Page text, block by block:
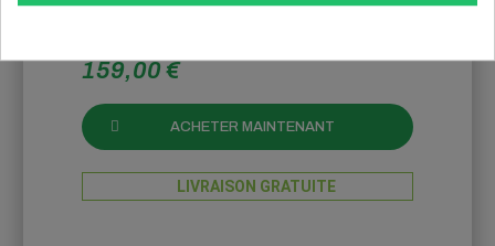
159,00 €
ACHETER MAINTENANT
LIVRAISON GRATUITE